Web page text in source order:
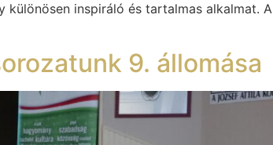
inspiráló és tartalmas alkalmat. A
9. állomása